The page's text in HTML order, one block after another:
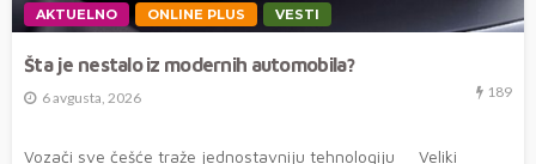
AKTUELNO ONLINE PLUS VESTI
Šta je nestalo iz modernih automobila?
6 avgusta, 2026 189
Vozači sve češće traže jednostavniju tehnologiju Veliki